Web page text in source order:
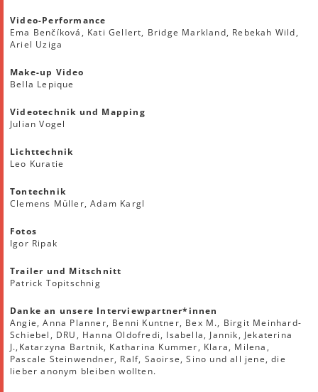
Video-Performance
Ema Benčíková, Kati Gellert, Bridge Markland, Rebekah Wild,
Ariel Uziga
Make-up Video
Bella Lepique
Videotechnik und Mapping
Julian Vogel
Lichttechnik
Leo Kuratie
Tontechnik
Clemens Müller, Adam Kargl
Fotos
Igor Ripak
Trailer und Mitschnitt
Patrick Topitschnig
Danke an unsere Interviewpartner*innen
Angie, Anna Planner, Benni Kuntner, Bex M., Birgit Meinhard-
Schiebel, DRU, Hanna Oldofredi, Isabella, Jannik, Jekaterina
J.,Katarzyna Bartnik, Katharina Kummer, Klara, Milena,
Pascale Steinwendner, Ralf, Saoirse, Sino und all jene, die
lieber anonym bleiben wollten.